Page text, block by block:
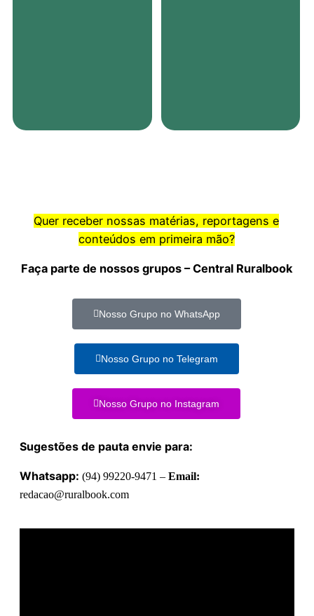
Quer receber nossas matérias, reportagens e
conteúdos em primeira mão?
Faça parte de nossos grupos – Central Ruralbook
Nosso Grupo no WhatsApp
Nosso Grupo no Telegram
Nosso Grupo no Instagram
Sugestões de pauta envie para:
Whatsapp: (94) 99220-9471 – Email:
redacao@ruralbook.com